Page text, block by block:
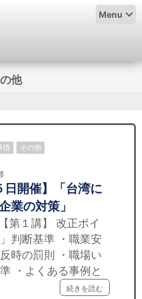
Menu
他
情 その他
日開催】「台湾に
業の対策」
第１講】 改正ポイ
判断基準 ・職業安
時の罰則 ・職場い
・よくある事例と
続きを読む